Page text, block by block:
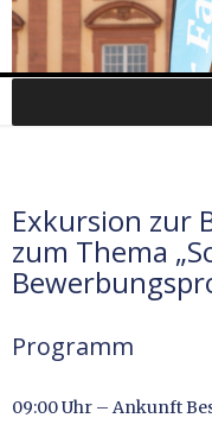
Exkursion zur
zum Thema
Programm
09:00 Uhr – Ankunft